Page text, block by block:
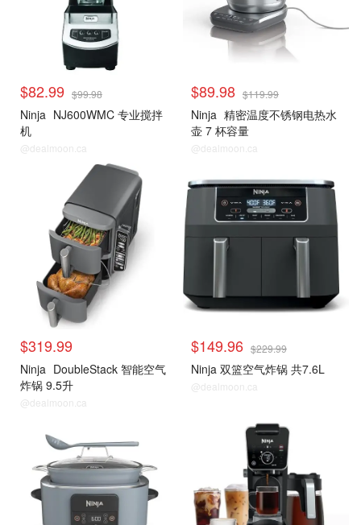
$82.99 $99.98
Ninja NJ600WMC 专业搅拌
机
@dealmoon.ca
$89.98 $119.99
Ninja 精密温度不锈钢电热水
壶 7 杯容量
@dealmoon.ca
$319.99
Ninja DoubleStack 智能空气
炸锅 9.5升
@dealmoon.ca
$149.96 $229.99
Ninja 双篮空气炸锅 共7.6L
@dealmoon.ca